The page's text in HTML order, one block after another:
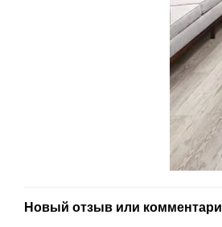
Новый отзыв или